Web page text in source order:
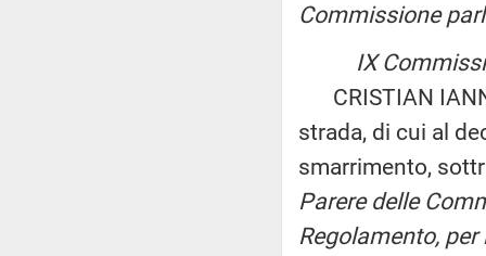
Commissione
IX
CRISTIAN
strada, di cui al
smarrimento,
Parere delle
Regolamento,